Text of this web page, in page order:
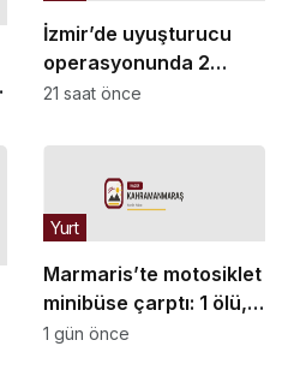
İzmir’de uyuşturucu
operasyonunda 2
şüpheli tutuklandı
21 saat önce
Marmaris’te motosiklet
minibüse çarptı: 1 ölü, 1
ağır yaralı
Yurt
1 gün önce